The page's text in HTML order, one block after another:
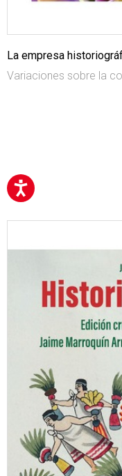
La empresa
Variaciones sobre la